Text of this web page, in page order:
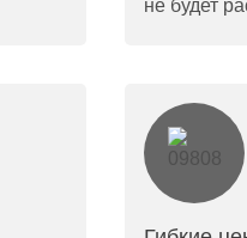
не будет